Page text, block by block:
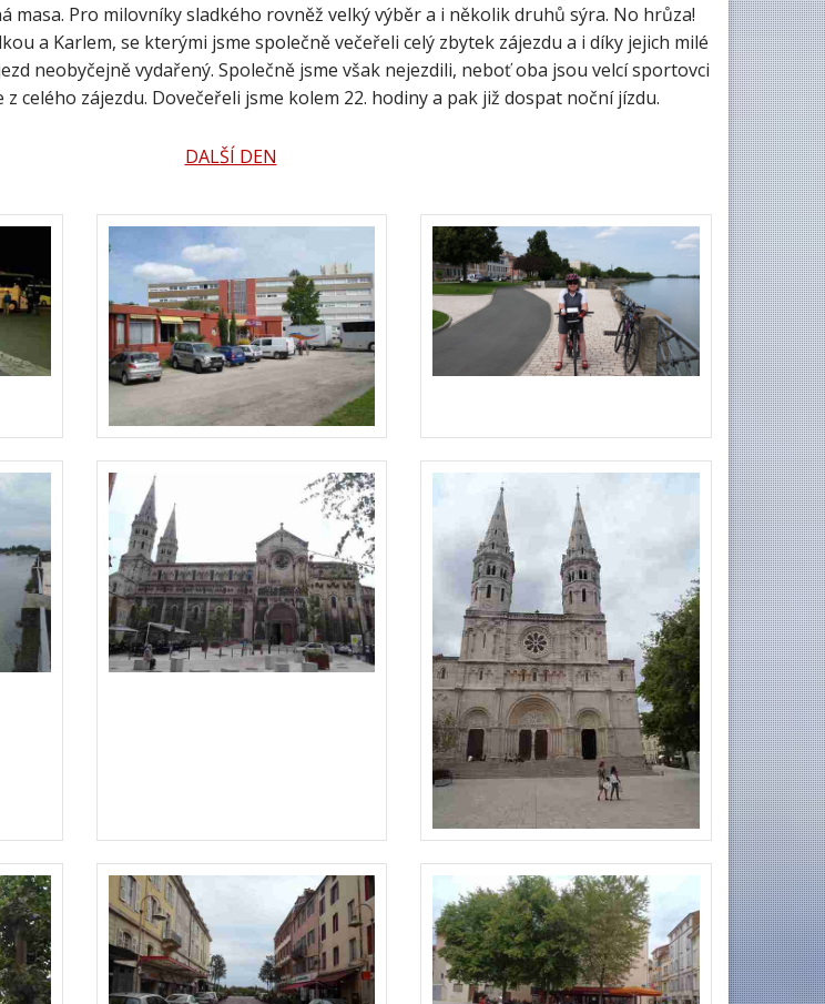
masa. Pro milovníky sladkého rovněž velký výběr a i několik druhů sýra. No hrůza!
a Karlem, se kterými jsme společně večeřeli celý zbytek zájezdu a i díky jejich milé
neobyčejně vydařený. Společně jsme však nejezdili, neboť oba jsou velcí sportovci
celého zájezdu. Dovečeřeli jsme kolem 22. hodiny a pak již dospat noční jízdu.
DALŠÍ DEN